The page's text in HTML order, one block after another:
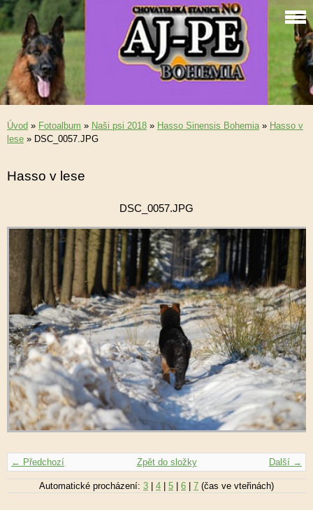
Úvod » Fotoalbum » Naši psi 2018 » Hasso Sinensis Bohemia» Hasso v
lese » DSC_0057.JPG
Hasso v lese
DSC_0057.JPG
← Předchozí Další →
Zpět do složky
Automatické procházení: 3 | 4 | 5 | 6 | 7 (čas ve vteřinách)